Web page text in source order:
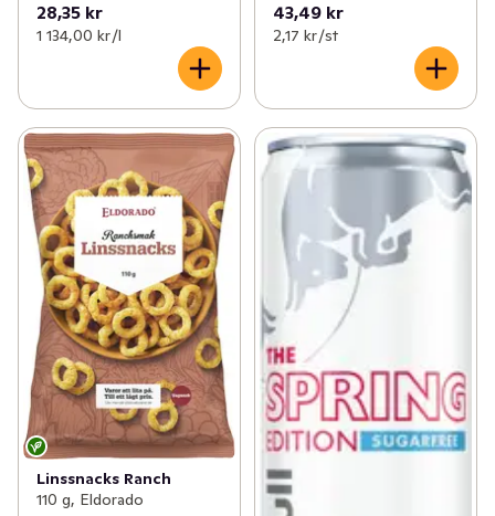
28,35 kr
1 134,00 kr /l
43,49 kr
2,17 kr /st
Linssnacks Ranch
110 g, Eldorado